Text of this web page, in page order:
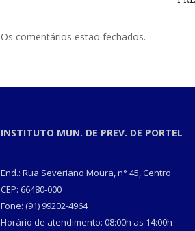
Os comentários estão fechados.
INSTITUTO MUN. DE PREV. DE PORTEL
End.: Rua Severiano Moura, n° 45, Centro
CEP: 66480-000
Fone: (91) 99202-4964
Horário de atendimento: 08:00h as 14:00h